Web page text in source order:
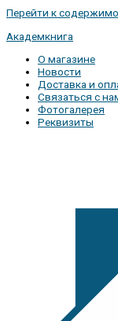
Перейти к
Академкнига
О магазине
Новости
Доставка и
Связаться с
Фотогалерея
Реквизиты